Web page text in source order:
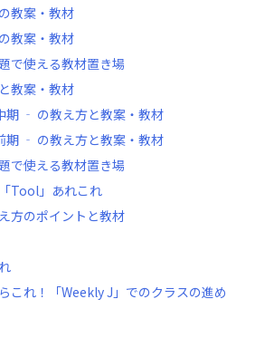
教案・教材
教案・教材
で使える教材置き場
教案・教材
‐ の教え方と教案・教材
‐ の教え方と教案・教材
で使える教材置き場
Tool」あれこれ
方のポイントと教材
これ！「Weekly J」でのクラスの進め